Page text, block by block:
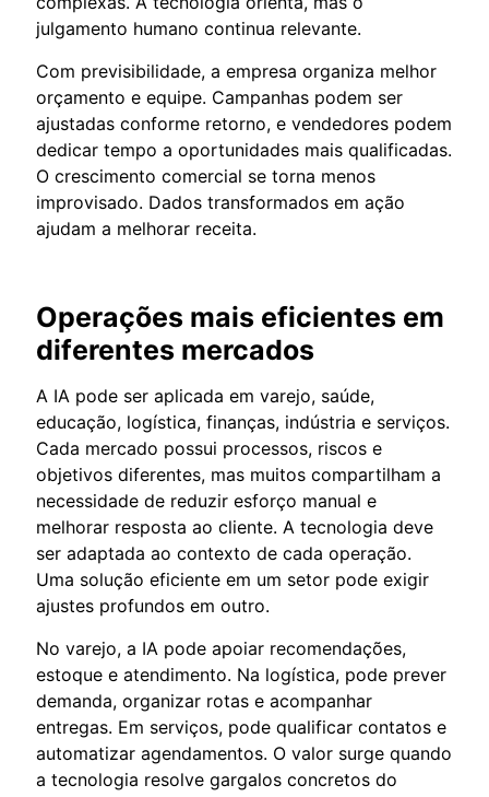
julgamento humano continua relevante.
Com previsibilidade, a empresa organiza melhor
orçamento e equipe. Campanhas podem ser
ajustadas conforme retorno, e vendedores podem
dedicar tempo a oportunidades mais qualificadas.
O crescimento comercial se torna menos
improvisado. Dados transformados em ação
ajudam a melhorar receita.
Operações mais eficientes em
diferentes mercados
A IA pode ser aplicada em varejo, saúde,
educação, logística, finanças, indústria e serviços.
Cada mercado possui processos, riscos e
objetivos diferentes, mas muitos compartilham a
necessidade de reduzir esforço manual e
melhorar resposta ao cliente. A tecnologia deve
ser adaptada ao contexto de cada operação.
Uma solução eficiente em um setor pode exigir
ajustes profundos em outro.
No varejo, a IA pode apoiar recomendações,
estoque e atendimento. Na logística, pode prever
demanda, organizar rotas e acompanhar
entregas. Em serviços, pode qualificar contatos e
automatizar agendamentos. O valor surge quando
a tecnologia resolve gargalos concretos do